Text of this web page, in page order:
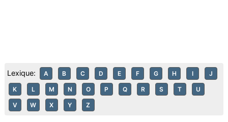
Lexique: A B C D E F G H I J
K L M N O P Q R S T U
V W X Y Z